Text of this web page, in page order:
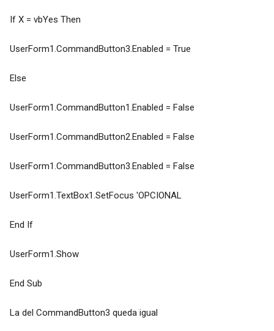
If X = vbYes Then
UserForm1.CommandButton3.Enabled = True
Else
UserForm1.CommandButton1.Enabled = False
UserForm1.CommandButton2.Enabled = False
UserForm1.CommandButton3.Enabled = False
UserForm1.TextBox1.SetFocus 'OPCIONAL
End If
UserForm1.Show
End Sub
La del CommandButton3 queda igual